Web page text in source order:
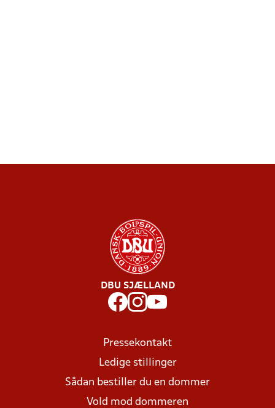
DBU SJÆLLAND
Pressekontakt
Ledige stillinger
Sådan bestiller du en dommer
Vold mod dommeren